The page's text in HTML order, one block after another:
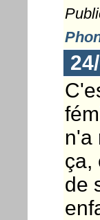
n'a
ça,
de